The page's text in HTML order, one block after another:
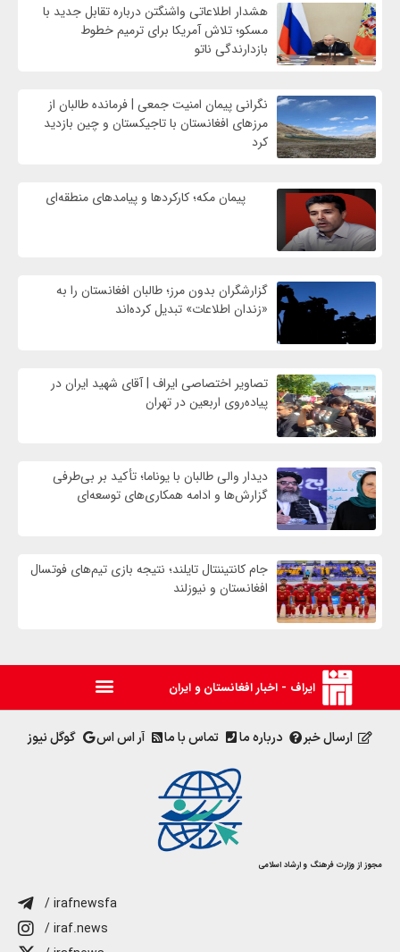
هشدار اطلاعاتی واشنگتن درباره تقابل جدید با
مسکو؛ تلاش آمریکا برای ترمیم خطوط
بازدارندگی ناتو
نگرانی پیمان امنیت جمعی | فرمانده طالبان از
مرزهای افغانستان با تاجیکستان و چین بازدید
کرد
پیمان مکه؛ کارکردها و پیامدهای منطقه‌ای
گزارشگران بدون مرز؛ طالبان افغانستان را به
«زندان اطلاعات» تبدیل کرده‌اند
تصاویر اختصاصی ایراف | آقای شهید ایران در
پیاده‌روی اربعین در تهران
دیدار والی طالبان با یوناما؛ تأکید بر بی‌طرفی
گزارش‌ها و ادامه همکاری‌های توسعه‌ای
جام کانتیننتال تایلند؛ نتیجه بازی تیم‌های فوتسال
افغانستان و نیوزلند
ایراف - اخبار افغانستان و ایران
ارسال خبر درباره ما تماس با ما آر اس اس گوگل نیوز
مجوز از وزارت فرهنگ و ارشاد اسلامی
/ irafnewsfa
/ iraf.news